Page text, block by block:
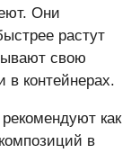
Они
растут
свою
в контейнерах.
как
в